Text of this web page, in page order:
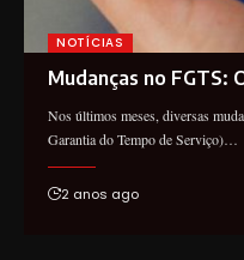
NOTÍCIAS
Mudanças no FGTS:
Nos últimos meses, diversas
Garantia do Tempo de Serviço)…
2 anos ago